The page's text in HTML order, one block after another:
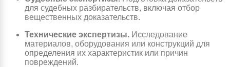
для судебных разбирательств, включая отбор
вещественных доказательств.
Технические экспертизы. Исследование
материалов, оборудования или конструкций для
определения их характеристик или причин
повреждений.